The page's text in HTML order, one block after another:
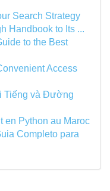
Search Strategy
Handbook to Its ...
to the Best
Access
Tiếng và Đường
en Python au Maroc
Completo para